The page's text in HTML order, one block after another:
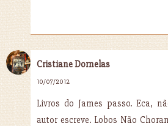
Cristiane Dornelas
10/07/2012
Livros do James passo. Eca,
autor escreve. Lobos Não